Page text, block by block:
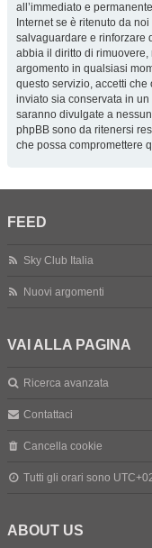
all’immediato e
Internet se è ritenuto da
salvaguardare e rinforzare
abbia il diritto di
argomento in qualsiasi
questo servizio, accetti
inviato sia conservata in
saranno divulgate a
phpBB sono da ritenersi
che possa compromettere
FEED
Sky Club Italia
Nuovi argomenti
VAI ALLA PAGINA
Ricerca avanzata
Contattaci
Cancella cookie
Tutti gli orari sono
ABOUT US